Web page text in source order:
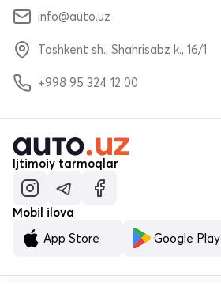
info@auto.uz
Toshkent sh., Shahrisabz k., 16/1
+998 95 324 12 00
Ijtimoiy tarmoqlar
Mobil ilova
App Store
Google Play